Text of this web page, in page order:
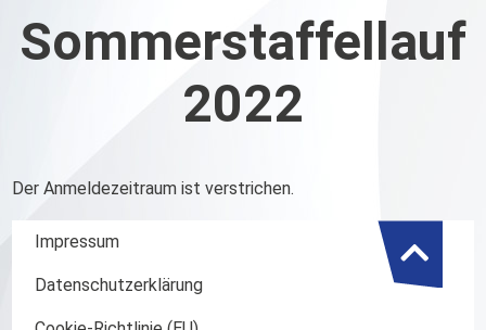
Sommerstaffellauf
2022
Der Anmeldezeitraum ist verstrichen.
Impressum
Datenschutzerklärung